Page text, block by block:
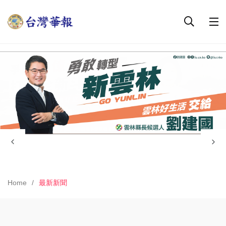
Home 最新新聞